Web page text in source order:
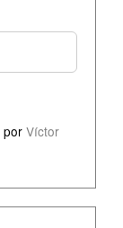
por Víctor